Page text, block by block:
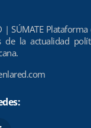
| SÚMATE
de la actualidad